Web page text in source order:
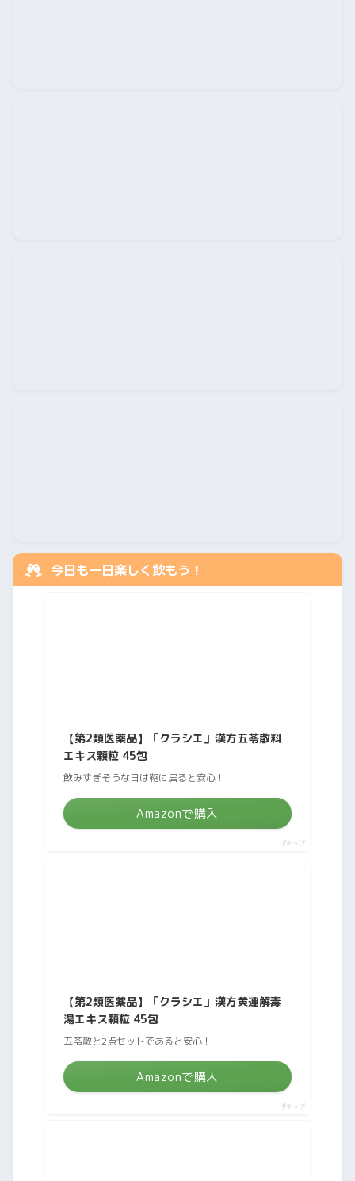
今日も一日楽しく飲もう！
【第2類医薬品】「クラシエ」漢方五苓散料
エキス顆粒 45包
飲みすぎそうな日は鞄に居ると安心！
Amazonで購入
ポチップ
【第2類医薬品】「クラシエ」漢方黄連解毒
湯エキス顆粒 45包
五苓散と2点セットであると安心！
Amazonで購入
ポチップ